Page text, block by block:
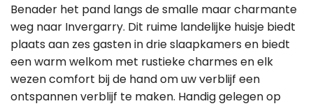
Benader het pand langs de smalle maar charmante
weg naar Invergarry. Dit ruime landelijke huisje biedt
plaats aan zes gasten in drie slaapkamers en biedt
een warm welkom met rustieke charmes en elk
wezen comfort bij de hand om uw verblijf een
ontspannen verblijf te maken. Handig gelegen op